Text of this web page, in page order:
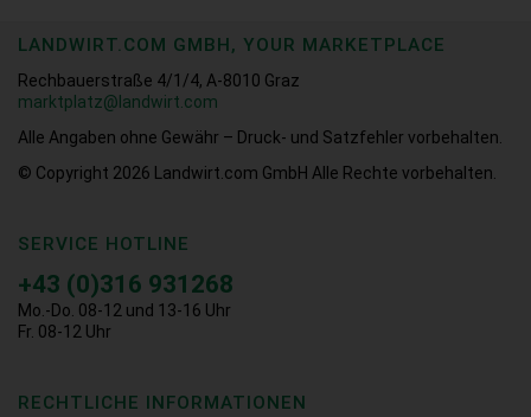
LANDWIRT.COM GMBH, YOUR MARKETPLACE
Rechbauerstraße 4/1/4, A-8010 Graz
marktplatz@landwirt.com
Alle Angaben ohne Gewähr – Druck- und Satzfehler vorbehalten.
© Copyright 2026
Landwirt.com GmbH Alle Rechte vorbehalten.
SERVICE HOTLINE
+43 (0)316 931268
Mo.-Do. 08-12 und 13-16 Uhr
Fr. 08-12 Uhr
RECHTLICHE INFORMATIONEN